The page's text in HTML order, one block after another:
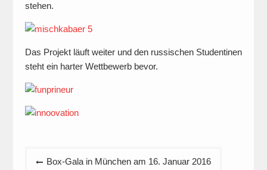
stehen.
Das Projekt läuft weiter und den russischen Studentinen
steht ein harter Wettbewerb bevor.
Beitragsnavigation
Box-Gala in München am 16. Januar 2016